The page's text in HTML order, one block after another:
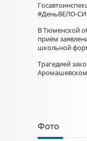
#ДеньВЕЛО-
В Тюменской
приём
школьной
Трагедией
Фото